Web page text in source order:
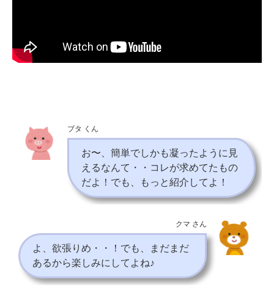
ブタ くん
お〜、簡単でしかも凝ったように見
えるなんて・・コレが求めてたもの
だよ！でも、もっと紹介してよ！
クマ さん
よ、欲張りめ・・！でも、まだまだ
あるから楽しみにしてよね♪